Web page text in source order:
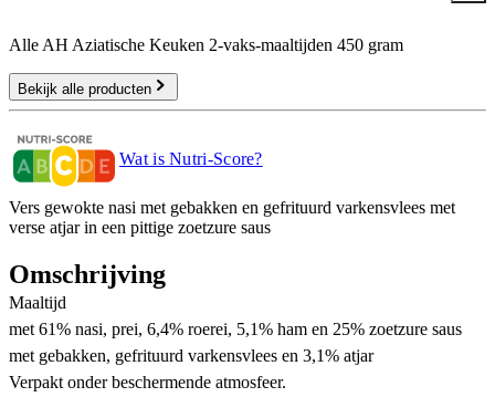
Alle AH Aziatische Keuken 2-vaks-maaltijden 450 gram
Bekijk alle producten
Wat is Nutri-Score?
Vers gewokte nasi met gebakken en gefrituurd varkensvlees met
verse atjar in een pittige zoetzure saus
Omschrijving
Maaltijd
met 61% nasi, prei, 6,4% roerei, 5,1% ham en 25% zoetzure saus
met gebakken, gefrituurd varkensvlees en 3,1% atjar
Verpakt onder beschermende atmosfeer.